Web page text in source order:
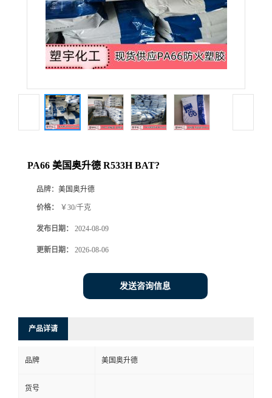
PA66 美国奥升德 R533H BAT?
品牌： 美国奥升德
价格： ￥30/千克
发布日期： 2024-08-09
更新日期： 2026-08-06
发送咨询信息
产品详请
品牌 美国奥升德
货号